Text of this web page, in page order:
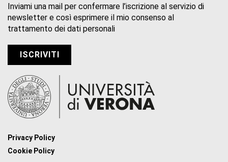
Inviami una mail per confermare l’iscrizione al servizio di
newsletter e così esprimere il mio consenso al
trattamento dei dati personali
Privacy Policy
Cookie Policy